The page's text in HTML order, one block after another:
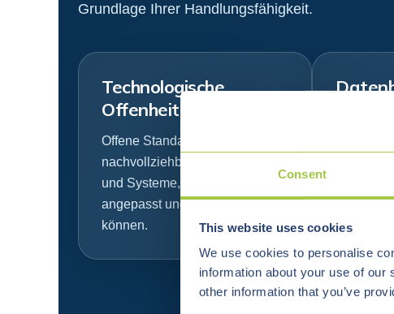
Consent
This website uses cookies
We use cookies to personalise
information about your use of
other information that you’ve
Grundlage Ihrer Handlungsfähigkeit.
Technologische
Offenheit
Offene Standards,
nachvollziehbare Architekturen
und Systeme, die geprüft,
angepasst und integriert werden
können.